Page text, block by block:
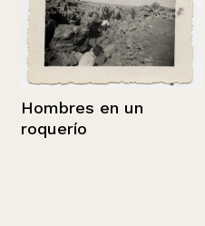
Hombres en un
roquerío